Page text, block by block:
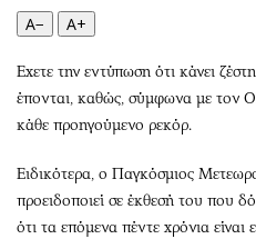
Περιβάλλον
Ελλάδα
Κόσμος
Παράξενα
Πολιτισμός
Σινεμά
Θέατρο-Χορός
Μουσική
A− A+
Εχετε την εντύπωση ότι κάνει
έπονται, καθώς, σύμφωνα με τον
κάθε προηγούμενο ρεκόρ.
Ειδικότερα, ο Παγκόσμιος
προειδοποιεί σε έκθεσή του που
ότι τα επόμενα πέντε χρόνια είναι